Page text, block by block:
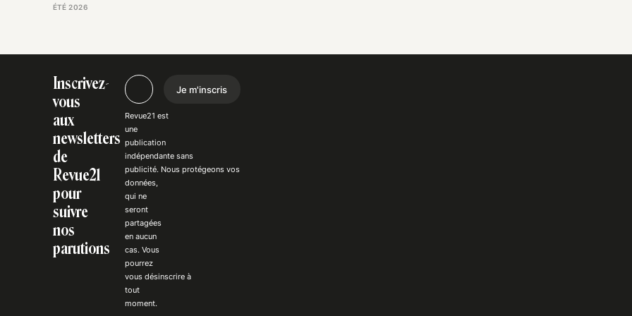
ÉTÉ 2026
Inscrivez-
vous
aux
newsletters
de
Revue21
pour
suivre
nos
parutions
Je m'inscris
Revue21 est
une
publication
indépendantesans
publicité. Nousprotégeons vos
données,
qui ne
seront
partagées
en aucun
cas. Vous
pourrez
vousdésinscrire à
tout
moment.